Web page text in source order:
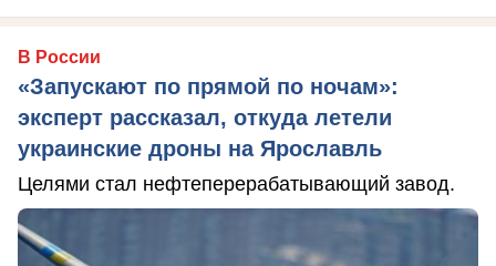
В России
«Запускают по прямой по ночам»:
эксперт рассказал, откуда летели
украинские дроны на Ярославль
Целями стал нефтеперерабатывающий завод.